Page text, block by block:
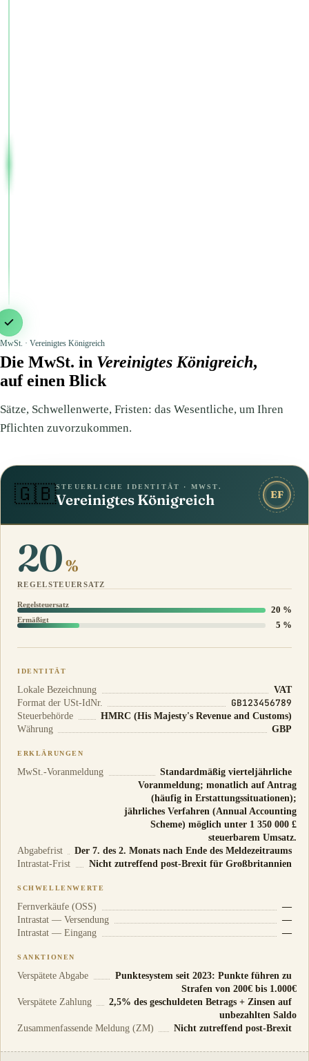
MwSt. · Vereinigtes Königreich
Die MwSt. in Vereinigtes Königreich,
auf einen Blick
Sätze, Schwellenwerte, Fristen: das Wesentliche, um Ihren
Pflichten zuvorzukommen.
🇬🇧STEUERLICHE IDENTITÄT · MWST.
Vereinigtes Königreich EF
20%
REGELSTEUERSATZ
Regelsteuersatz 20 %
Ermäßigt 5 %
IDENTITÄT
Lokale Bezeichnung
VAT
Format der USt-IdNr.
GB123456789
Steuerbehörde
HMRC (His Majesty's Revenue and Customs)
Währung
GBP
ERKLÄRUNGEN
MwSt.-Voranmeldung
Standardmäßig vierteljährliche
Voranmeldung; monatlich auf Antrag
(häufig in Erstattungssituationen);
jährliches Verfahren (Annual Accounting
Scheme) möglich unter 1 350 000 £
steuerbarem Umsatz.
Abgabefrist
Der 7. des 2. Monats nach Ende des Meldezeitraums
Intrastat-Frist
Nicht zutreffend post-Brexit für Großbritannien
SCHWELLENWERTE
Fernverkäufe (OSS)
—
Intrastat — Versendung
—
Intrastat — Eingang
—
SANKTIONEN
Verspätete Abgabe
Punktesystem seit 2023: Punkte führen zu
Strafen von 200€ bis 1.000€
Verspätete Zahlung
2,5% des geschuldeten Betrags + Zinsen auf
unbezahlten Saldo
Zusammenfassende Meldung (ZM)
Nicht zutreffend post-Brexit